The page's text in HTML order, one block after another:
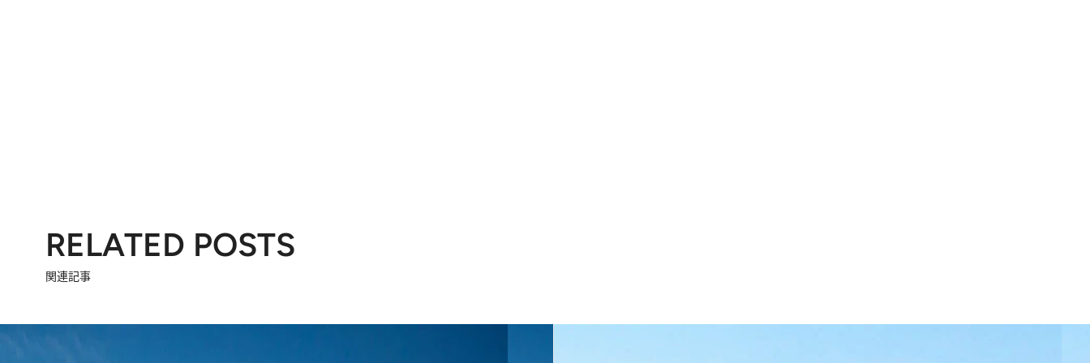
RELATED POSTS
関連記事